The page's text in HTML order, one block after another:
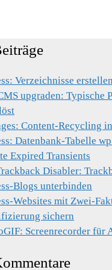
Verzeichnisse
upgraden: Typische
Content-Recycling
Datenbank-Tabelle
Expired Transients
Disabler:
Blogs unterbinden
Websites mit Zwei-
sichern
Screenrecorder für